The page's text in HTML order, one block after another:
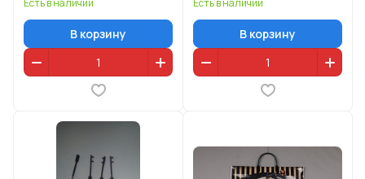
Есть в наличии
В корзину
Есть в наличии
В корзину